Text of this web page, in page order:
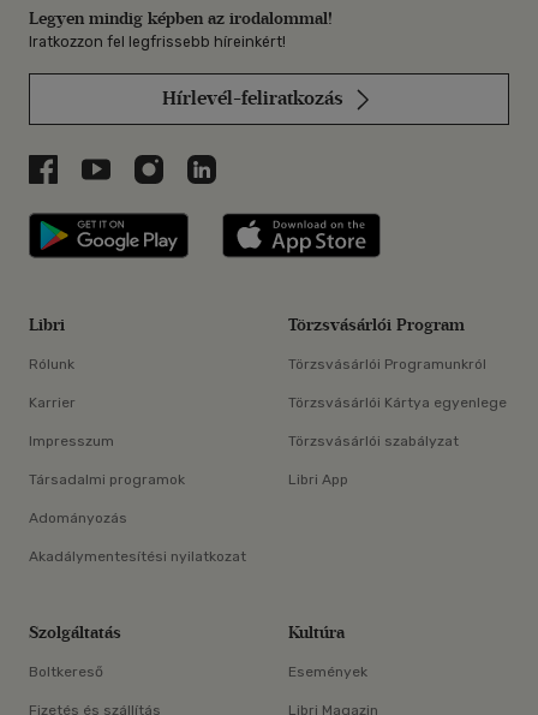
Legyen mindig képben az irodalommal!
Iratkozzon fel legfrissebb híreinkért!
Hírlevél-feliratkozás
Libri a Facebookon
Libri a Youtube-on
Libri az Instagramon
Libri a LinkedInen
Libri applikáció Szerezd meg: Google
Libri
Rólunk
Karrier
Impresszum
Társadalmi programok
Adományozás
Akadálymentesítési nyilatkozat
Törzsvásárlói Program
Törzsvásárlói Programunkról
Törzsvásárlói Kártya egyenlege
Törzsvásárlói szabályzat
Libri App
Szolgáltatás
Boltkereső
Fizetés és szállítás
Kultúra
Események
Libri Magazin